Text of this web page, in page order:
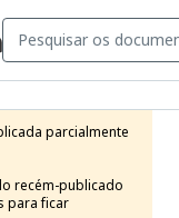
parcialmente
recém-publicado
para ficar